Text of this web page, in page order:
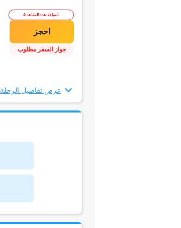
المباعة عدد المقاعد:4.
جواز السفر مطلوب
عرض تفاصيل الرحلة